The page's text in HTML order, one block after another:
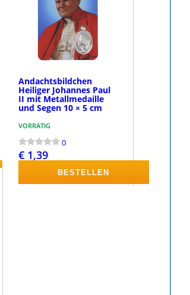
Andachtsbildchen
Heiliger Johannes Paul
II mit Metallmedaille
und Segen 10 × 5 cm
VORRÄTIG
0
€ 1,39
BESTELLEN